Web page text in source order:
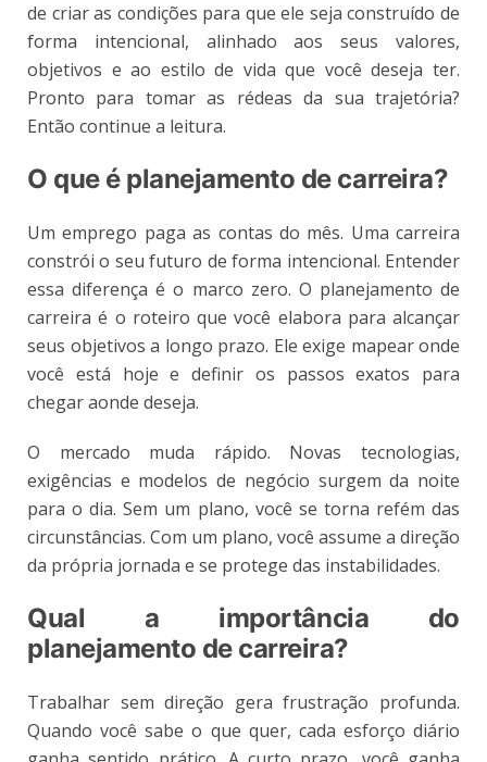
de criar as condições para que ele seja construído de
forma intencional, alinhado aos seus valores,
objetivos e ao estilo de vida que você deseja ter.
Pronto para tomar as rédeas da sua trajetória?
Então continue a leitura.
O que é planejamento de carreira?
Um emprego paga as contas do mês. Uma carreira
constrói o seu futuro de forma intencional. Entender
essa diferença é o marco zero. O planejamento de
carreira é o roteiro que você elabora para alcançar
seus objetivos a longo prazo. Ele exige mapear onde
você está hoje e definir os passos exatos para
chegar aonde deseja.
O mercado muda rápido. Novas tecnologias,
exigências e modelos de negócio surgem da noite
para o dia. Sem um plano, você se torna refém das
circunstâncias. Com um plano, você assume a direção
da própria jornada e se protege das instabilidades.
Qual a importância do
planejamento de carreira?
Trabalhar sem direção gera frustração profunda.
Quando você sabe o que quer, cada esforço diário